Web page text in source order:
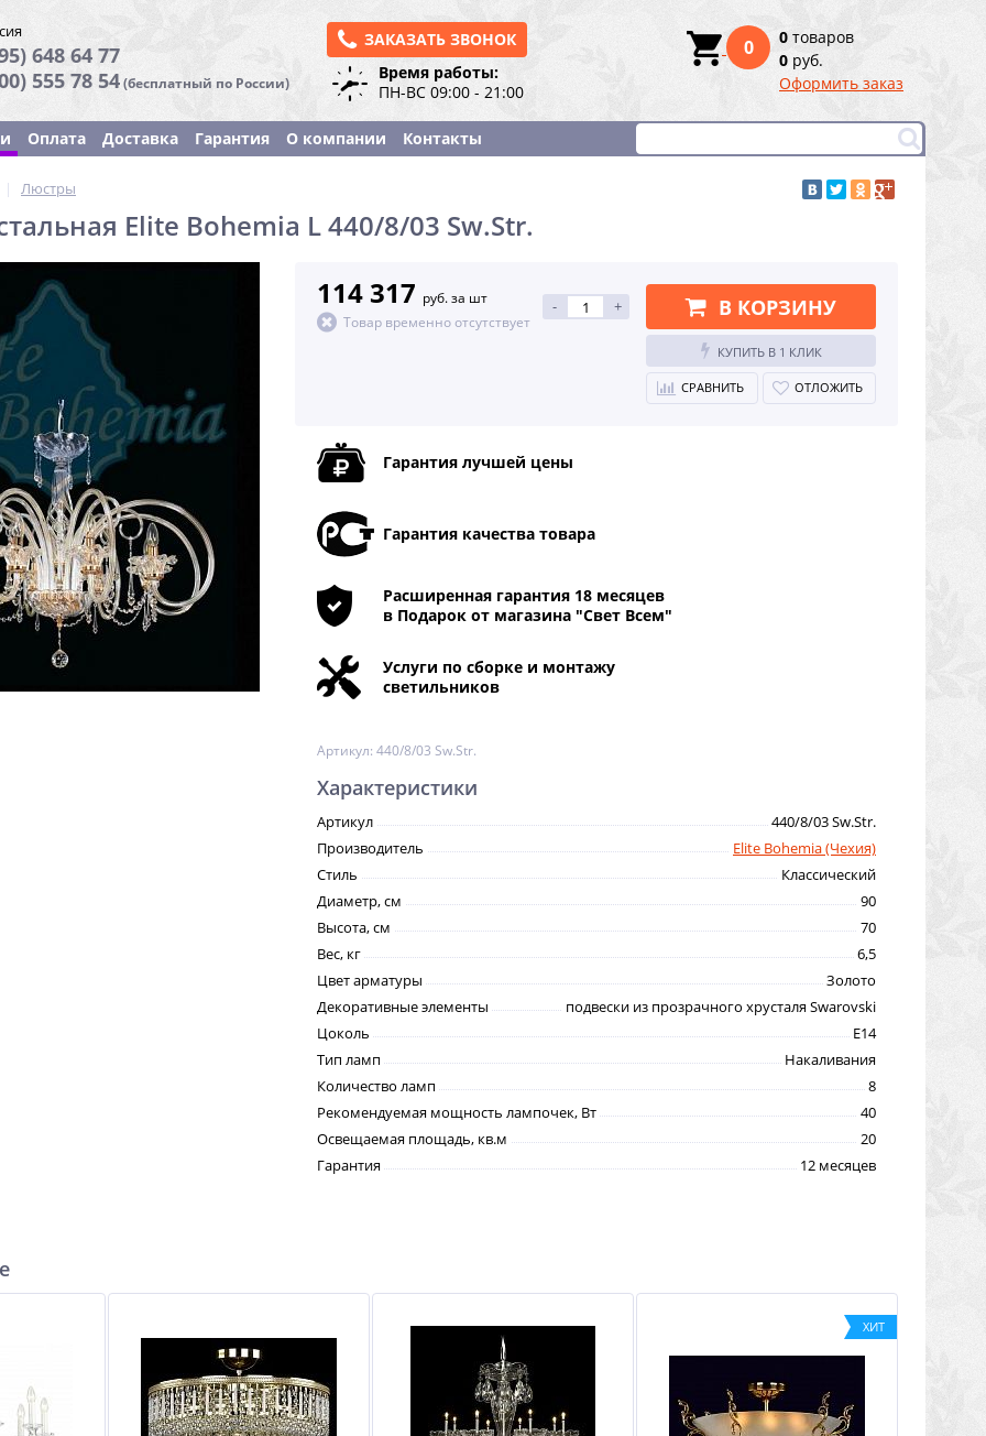
648 64 77
555 78 54(бесплатный по России)
ЗАКАЗАТЬ ЗВОНОК
Время работы:
ПН-ВС 09:00 - 21:00
0 0 товаров
0 руб.
Оформить заказ
Оплата Доставка Гарантия О компании Контакты
| Люстры
Elite Bohemia L 440/8/03 Sw.Str.
114 317 руб. за шт
Товар временно отсутствует
- + В КОРЗИНУ
КУПИТЬ В 1 КЛИК
СРАВНИТЬ ОТЛОЖИТЬ
Гарантия лучшей цены
Гарантия качества товара
Расширенная гарантия 18 месяцев
в Подарок от магазина "Свет Всем"
Услуги по сборке и монтажу
светильников
Артикул: 440/8/03 Sw.Str.
Характеристики
Артикул
440/8/03 Sw.Str.
Производитель
Elite Bohemia (Чехия)
Стиль
Классический
Диаметр, см
90
Высота, см
70
Вес, кг
6,5
Цвет арматуры
Золото
Декоративные элементы
подвески из прозрачного хрусталя Swarovski
Цоколь
E14
Тип ламп
Накаливания
Количество ламп
8
Рекомендуемая мощность лампочек, Вт
40
Освещаемая площадь, кв.м
20
Гарантия
12 месяцев
ХИТ